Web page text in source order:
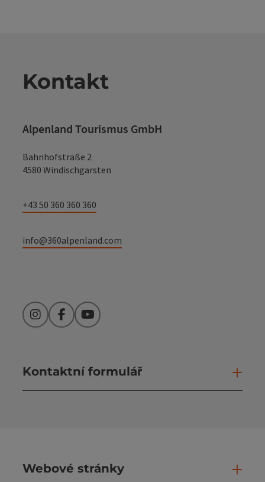
Kontakt
Alpenland Tourismus GmbH
Bahnhofstraße 2
4580 Windischgarsten
+43 50 360 360 360
info@360alpenland.com
InstagramFacebookYouTube
Kontaktní formulář
Webové stránky